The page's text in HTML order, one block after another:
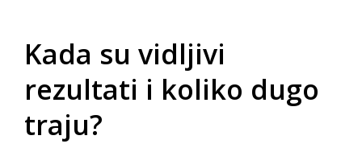
Kada su vidljivi
rezultati i koliko dugo
traju?